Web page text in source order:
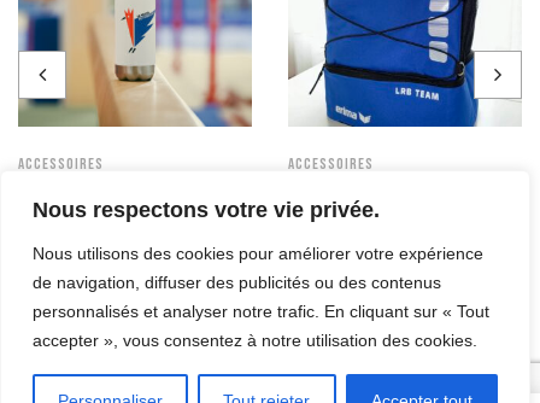
Nous respectons votre vie privée.
Nous utilisons des cookies pour améliorer votre expérience
de navigation, diffuser des publicités ou des contenus
personnalisés et analyser notre trafic. En cliquant sur « Tout
accepter », vous consentez à notre utilisation des cookies.
Accessoires
20,00€
Accessoires
40,00€